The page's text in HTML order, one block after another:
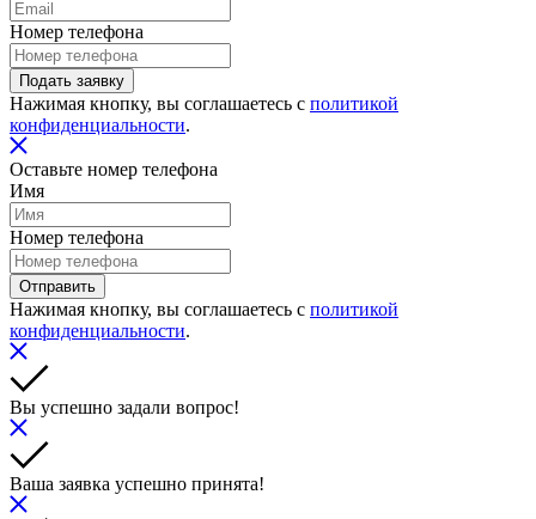
Номер телефона
Подать заявку
Нажимая кнопку, вы соглашаетесь с политикой
конфиденциальности.
Оставьте номер телефона
Имя
Номер телефона
Отправить
Нажимая кнопку, вы соглашаетесь с политикой
конфиденциальности.
Вы успешно задали вопрос!
Ваша заявка успешно принята!